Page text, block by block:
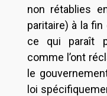
non rétablies
paritaire) à la
ce qui paraît
comme l’ont
le
loi